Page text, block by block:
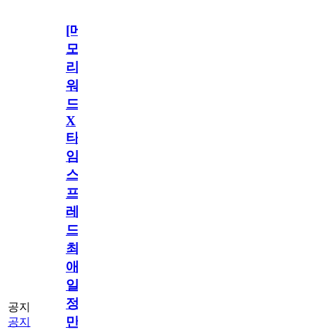
공지
공지
[메
모
리
워
드
X
타
임
스
프
레
드]
최
애
일
정
만